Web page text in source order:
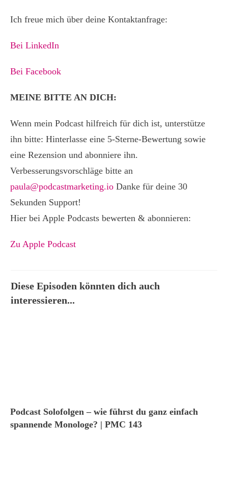
Ich freue mich über deine Kontaktanfrage:
Bei LinkedIn
Bei Facebook
MEINE BITTE AN DICH:
Wenn mein Podcast hilfreich für dich ist, unterstütze
ihn bitte: Hinterlasse eine 5-Sterne-Bewertung sowie
eine Rezension und abonniere ihn.
Verbesserungsvorschläge bitte an
paula@podcastmarketing.io Danke für deine 30
Sekunden Support!
Hier bei Apple Podcasts bewerten & abonnieren:
Zu Apple Podcast
Diese Episoden könnten dich auch
interessieren...
Podcast Solofolgen – wie führst du ganz einfach
spannende Monologe? | PMC 143